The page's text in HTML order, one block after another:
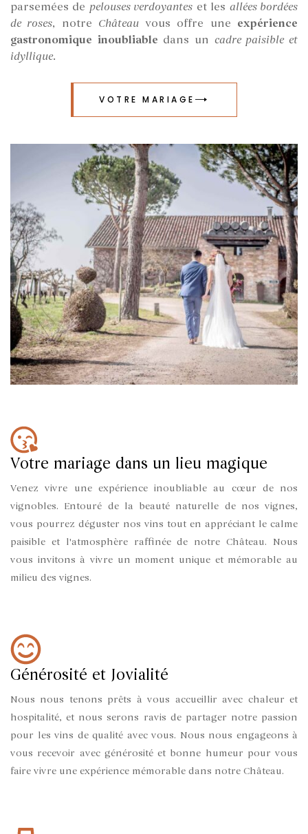
parsemées de pelouses verdoyantes et les allées bordées
de roses, notre Châteauvous offre une expérience
gastronomique inoubliable dans un cadre paisible et
idyllique.
VOTRE MARIAGE
Votre mariage dans un lieu magique
Venez vivre une expérience inoubliable au cœur de nos
vignobles. Entouré de la beauté naturelle de nos vignes,
vous pourrez déguster nos vins tout en appréciant le calme
paisible et l'atmosphère raffinée de notre Château. Nous
vous invitons à vivre un moment unique et mémorable au
milieu des vignes.
Générosité et Jovialité
Nous nous tenons prêts à vous accueillir avec chaleur et
hospitalité, et nous serons ravis de partager notre passion
pour les vins de qualité avec vous. Nous nous engageons à
vous recevoir avec générosité et bonne humeur pour vous
faire vivre une expérience mémorable dans notre Château.